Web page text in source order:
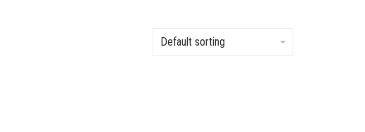
Default sorting